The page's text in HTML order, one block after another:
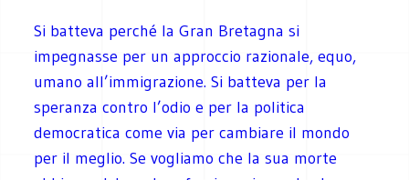
Si batteva perché la Gran Bretagna si
impegnasse per un approccio razionale, equo,
umano all’immigrazione. Si batteva per la
speranza contro l’odio e per la politica
democratica come via per cambiare il mondo
per il meglio. Se vogliamo che la sua morte